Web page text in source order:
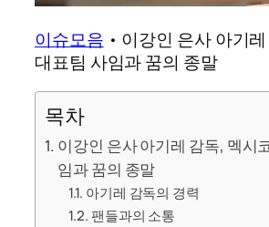
이슈모음 • 이강인 은사 아기
대표팀 사임과 꿈의 종말
목차
이강인 은사 아기레 감독, 멕시
임과 꿈의 종말
아기레 감독의 경력
팬들과의 소통